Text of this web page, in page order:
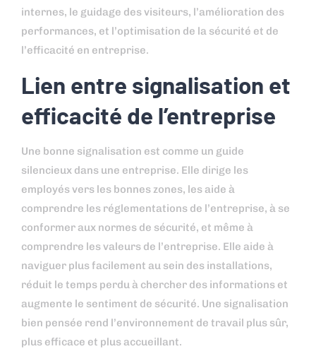
internes, le guidage des visiteurs, l’amélioration des
performances, et l’optimisation de la sécurité et de
l’efficacité en entreprise.
Lien entre signalisation et
efficacité de l’entreprise
Une bonne signalisation est comme un guide
silencieux dans une entreprise. Elle dirige les
employés vers les bonnes zones, les aide à
comprendre les réglementations de l’entreprise, à se
conformer aux normes de sécurité, et même à
comprendre les valeurs de l’entreprise. Elle aide à
naviguer plus facilement au sein des installations,
réduit le temps perdu à chercher des informations et
augmente le sentiment de sécurité. Une signalisation
bien pensée rend l’environnement de travail plus sûr,
plus efficace et plus accueillant.